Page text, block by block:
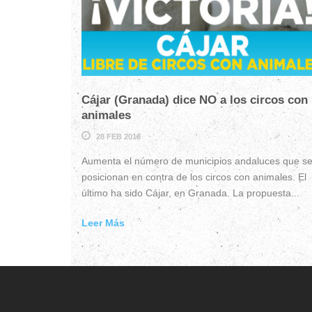
Cájar (Granada) dice NO a los circos con
animales
28 FEB 2016
Aumenta el número de municipios andaluces que se
posicionan en contra de los circos con animales. El
último ha sido Cájar, en Granada. La propuesta...
Leer Más